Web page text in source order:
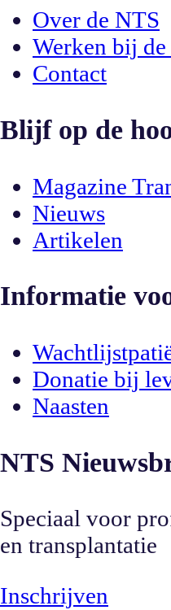
Over de NTS
Werken bij
Contact
Blijf op de
Magazine
Nieuws
Artikelen
Informatie
Donatie bij
Naasten
NTS
Speciaal voor
en transplantatie
Inschrijven